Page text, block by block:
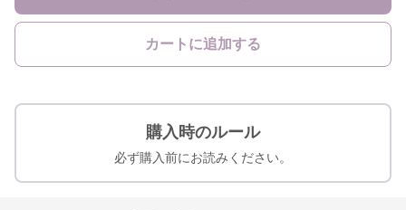
カートに追加する
購入時のルール
必ず購入前にお読みください。